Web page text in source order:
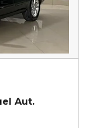
Aut.